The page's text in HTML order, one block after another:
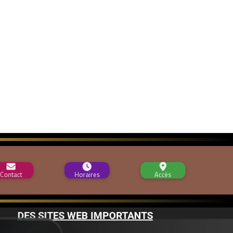
Contact Horaires Accès
DES SITES WEB IMPORTANTS